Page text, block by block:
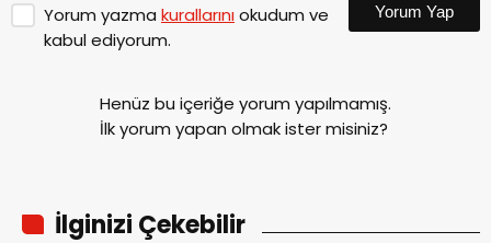
Yorum yazma kurallarınıokudum ve
kabul ediyorum.
Yorum Yap
Henüz bu içeriğe yorum yapılmamış.
İlk yorum yapan olmak ister misiniz?
İlginizi Çekebilir